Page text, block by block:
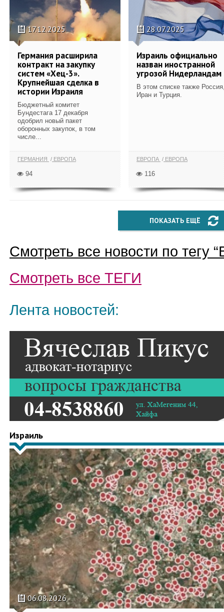
17.12.2025
Германия расширила
контракт на закупку
систем «Хец-3».
Крупнейшая сделка в
истории Израиля
Бюджетный комитет
Бундестага 17 декабря
одобрил новый пакет
оборонных закупок, в том
числе...
ГЕРМАНИЯ ЕВРОПА
94
28.07.2025
Израиль официально
назван иностранной
угрозой Нидерландам
В этом списке также
Иран и Турция.
ЕВРОПА ЕВРОПА
116
ПОКАЗАТЬ ЕЩЁ
Смотреть все новости по тегу “
Смотреть все ТЕГИ
Лента новостей:
Израиль
06.08.2026